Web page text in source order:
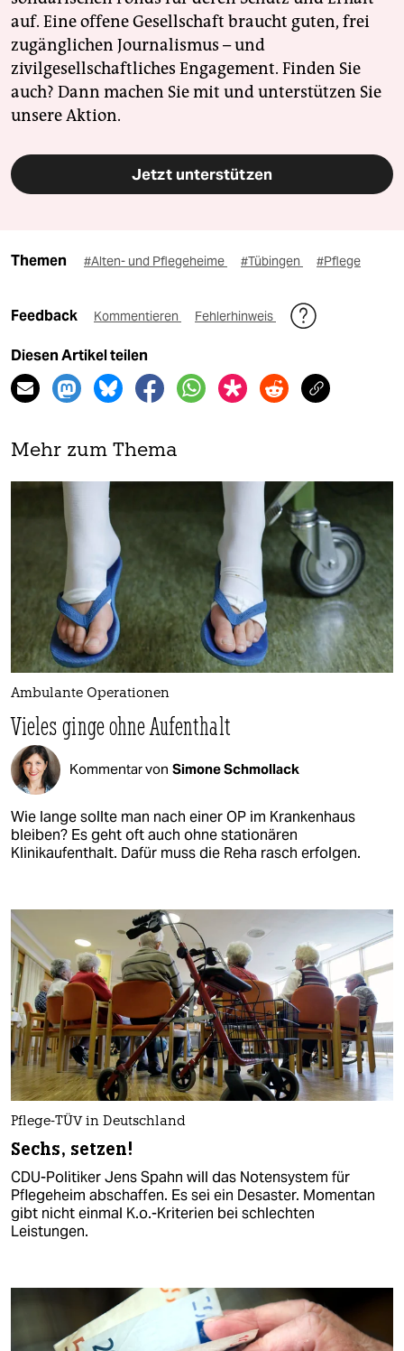
auf. Eine offene Gesellschaft braucht guten, frei
zugänglichen Journalismus – und
zivilgesellschaftliches Engagement. Finden Sie
auch? Dann machen Sie mit und unterstützen Sie
unsere Aktion.
Jetzt unterstützen
Themen #Alten- und Pflegeheime #Tübingen #Pflege
Feedback Kommentieren Fehlerhinweis
Diesen Artikel teilen
Mehr zum Thema
Ambulante Operationen
Vieles ginge ohne Aufenthalt
Kommentar von Simone Schmollack
Wie lange sollte man nach einer OP im Krankenhaus
bleiben? Es geht oft auch ohne stationären
Klinikaufenthalt. Dafür muss die Reha rasch erfolgen.
Pflege-TÜV in Deutschland
Sechs, setzen!
CDU-Politiker Jens Spahn will das Notensystem für
Pflegeheim abschaffen. Es sei ein Desaster. Momentan
gibt nicht einmal K.o.-Kriterien bei schlechten
Leistungen.